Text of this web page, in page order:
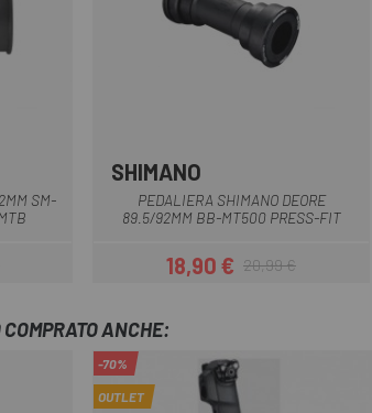
SM-
SHIMANO
PEDALIERA SHIMANO DEORE
89.5/92MM BB-MT500 PRESS-FIT
Prezzo
18,90 €Prezzo base
20,99 €
ANCHE:
-70%
OUTLET